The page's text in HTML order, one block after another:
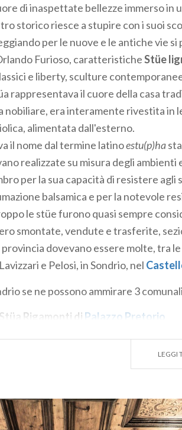
di inaspettate bellezze immerso in
storico riesce a stupire con i suoi
per le nuove e le antiche vie
Furioso, caratteristicheStüe
e liberty, sculture
rappresentava il cuore della casa
nobiliare, era interamente rivestita in
alimentata dall'esterno.
il nome dal termine latinoestu(p)ha
realizzate su misura degli
per la sua capacità di resistere
balsamica e per la notevole
le stüe furono quasi sempre
smontate, vendute e trasferite,
provincia dovevano essere molte, tra
e Pelosi, in Sondrio, nel
se ne possono ammirare 3
Stüa Rigamonti di Palazzo Pretorio
Palazzo Sassi de'Lavizzari
testo e immagini: sito
LEGGI